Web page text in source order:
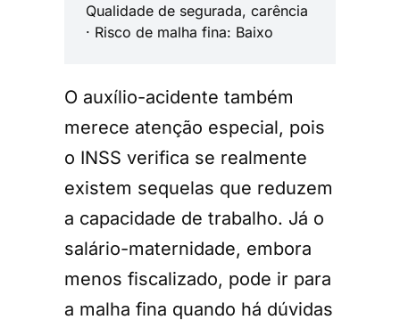
Qualidade de segurada, carência
· Risco de malha fina: Baixo
O auxílio-acidente também
merece atenção especial, pois
o INSS verifica se realmente
existem sequelas que reduzem
a capacidade de trabalho. Já o
salário-maternidade, embora
menos fiscalizado, pode ir para
a malha fina quando há dúvidas